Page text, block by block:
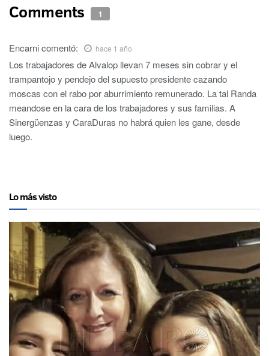
Comments 1
Encarnicomentó: hace 1 año
Los trabajadores de Alvalop llevan 7 meses sin cobrar y el
trampantojo y pendejo del supuesto presidente cazando
moscas con el rabo por aburrimiento remunerado. La tal Randa
meandose en la cara de los trabajadores y sus familias. A
Sinergüenzas y CaraDuras no habrá quien les gane, desde
luego.
Lo más visto